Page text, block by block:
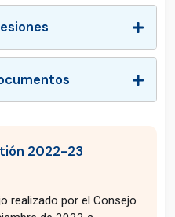
2022-23
realizado por el Consejo